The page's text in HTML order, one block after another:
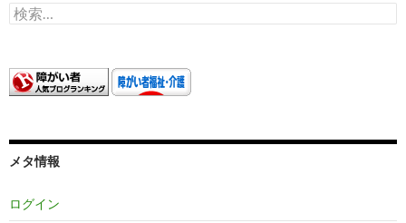
検
索:
メタ情報
ログイン